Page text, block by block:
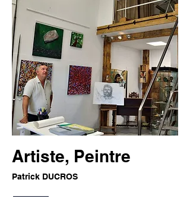
Artiste, Peintre
Patrick DUCROS